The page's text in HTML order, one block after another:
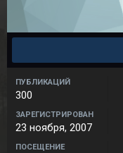
ПУБЛИКАЦИЙ
300
ЗАРЕГИСТРИРОВАН
23 ноября, 2007
ПОСЕЩЕНИЕ